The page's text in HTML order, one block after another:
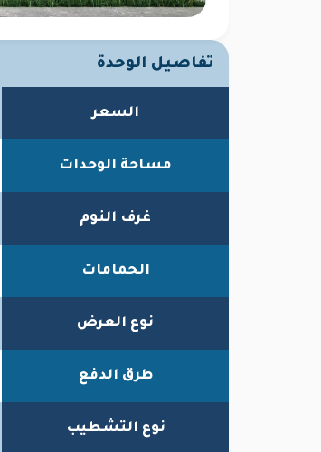
تفاصيل الوحدة
السعر
مساحة الوحدات
غرف النوم
الحمامات
نوع العرض
طرق الدفع
نوع التشطيب